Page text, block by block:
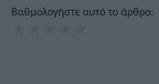
Βαθμολογήστε αυτό το άρθρο: